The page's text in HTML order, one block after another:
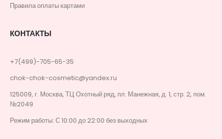
Правила оплаты картами
КОНТАКТЫ
+7(499)-705-65-35
chok-chok-cosmetic@yandex.ru
125009, г. Москва, ТЦ Охотный ряд, пл. Манежная, д. 1, стр. 2, пом.
№2049
Режим работы: С 10:00 до 22:00 без выходных